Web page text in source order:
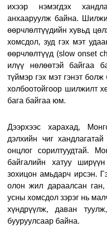
ихээр нэмэгдэх
анхааруулж байна.
өөрчлөлтүүдийн хувьд
хомсдол, зуд гэх мэт
өөрчлөлтүүд (slow onset
илүү нөлөөтэй байгаа
түймэр гэх мэт гэнэт болж
холбоотойгоор шилжилт
бага байгаа юм.
Дээрхээс харахад,
дэлхийн чиг
онцлог сорилтуудтай.
байгалийн хатуу
зохицон амьдарч ирсэн.
олон жил дараалсан
усны хомсдол зэрэг нь
хүндрүүлж, даван
бууруулсаар байна.